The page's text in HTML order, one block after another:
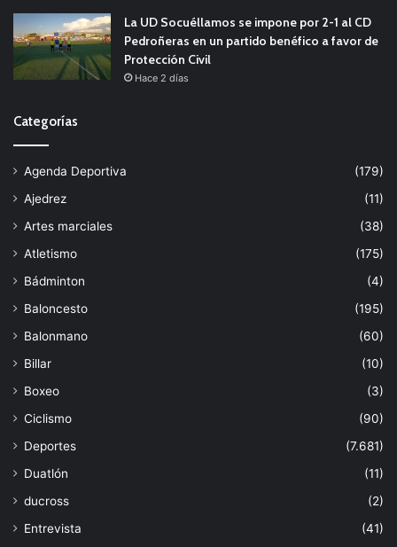
La UD Socuéllamos se impone por 2-1 al CD
Pedroñeras en un partido benéfico a favor de
Protección Civil
Hace 2 días
Categorías
Agenda Deportiva
(179)
Ajedrez
(11)
Artes marciales
(38)
Atletismo
(175)
Bádminton
(4)
Baloncesto
(195)
Balonmano
(60)
Billar
(10)
Boxeo
(3)
Ciclismo
(90)
Deportes
(7.681)
Duatlón
(11)
ducross
(2)
Entrevista
(41)